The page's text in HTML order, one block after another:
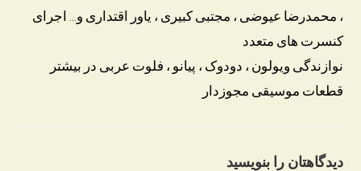
، محمدرضا عیوضی ، مجتبی کبیری ، یاور اقتداری و… اجرای
کنسرت های متعدد
نوازندگی ویولون ، دودوک ، پیانو ، فلوت عربی در بیشتر
قطعات موسیقی مجوزدار
دیدگاهتان را بنویسید